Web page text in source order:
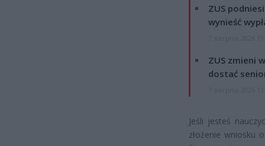
ZUS
wynieść
ZUS zmieni
dostać
Jeśli jesteś
złożenie wniosku